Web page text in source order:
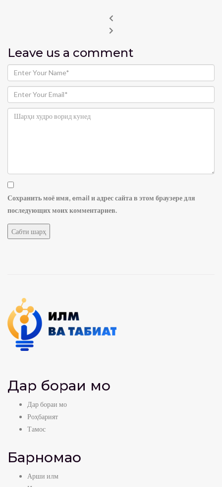
Leave us a comment
Сохранить моё имя, email и адрес сайта в этом браузере для
последующих моих комментариев.
Дар бораи мо
Дар бораи мо
Роҳбарият
Тамос
Барномаҳо
Арши илм